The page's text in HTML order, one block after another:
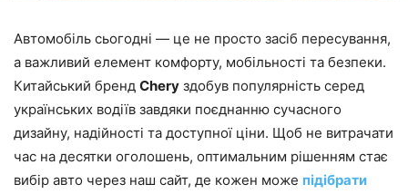
Автомобіль сьогодні — це не просто засіб пересування,
а важливий елемент комфорту, мобільності та безпеки.
Китайський бренд Chery здобув популярність серед
українських водіїв завдяки поєднанню сучасного
дизайну, надійності та доступної ціни. Щоб не витрачати
час на десятки оголошень, оптимальним рішенням стає
вибір авто через наш сайт, де кожен може підібрати